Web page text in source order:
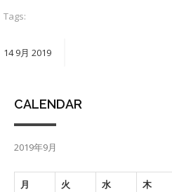
Tags:
14 9月 2019
CALENDAR
2019年9月
月 火 水 木